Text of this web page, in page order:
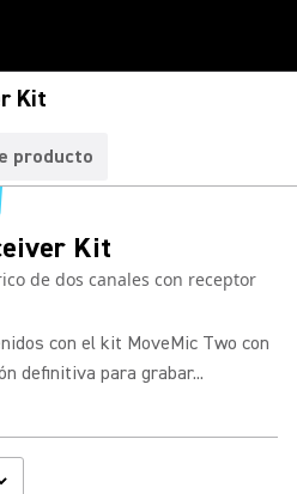
Kit
producto
Kit
de dos canales con receptor
con el kit MoveMic Two con
definitiva para grabar...